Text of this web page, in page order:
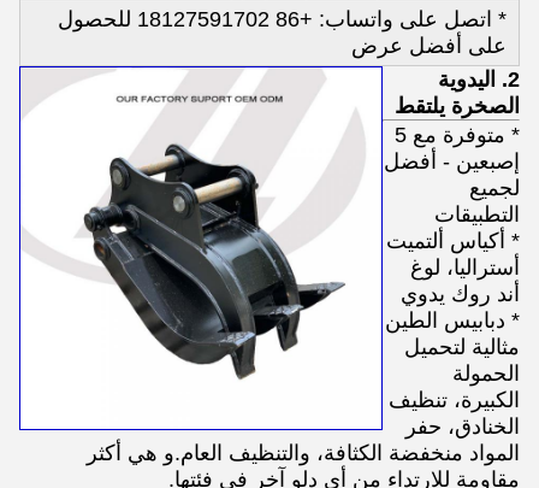
* اتصل على واتساب: +86 18127591702 للحصول
على أفضل عرض
2. اليدوية
الصخرة يلتقط
* متوفرة مع 5
إصبعين - أفضل
لجميع
التطبيقات
* أكياس ألتميت
أستراليا، لوغ
أند روك يدوي
* دبابيس الطين
مثالية لتحميل
الحمولة
الكبيرة، تنظيف
الخنادق، حفر
المواد منخفضة الكثافة، والتنظيف العام.و هي أكثر
مقاومة للارتداء من أي دلو آخر في فئتها.